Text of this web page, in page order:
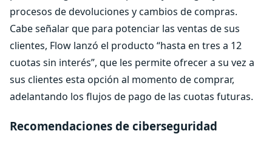
procesos de devoluciones y cambios de compras.
Cabe señalar que para potenciar las ventas de sus
clientes, Flow lanzó el producto “hasta en tres a 12
cuotas sin interés”, que les permite ofrecer a su vez a
sus clientes esta opción al momento de comprar,
adelantando los flujos de pago de las cuotas futuras.
Recomendaciones de ciberseguridad